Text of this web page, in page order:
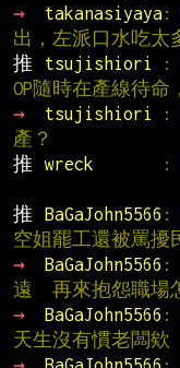
→
takanasiyaya:
出，左派口水吃太
推
tsujishiori
:
OP隨時在產線待命，
→
tsujishiori
:
產？
推
wreck
:
推
BaGaJohn5566 :
空姐罷工還被罵擾
→
BaGaJohn5566 :
遠  再來抱怨職場
→
BaGaJohn5566 :
天生沒有慣老闆欸